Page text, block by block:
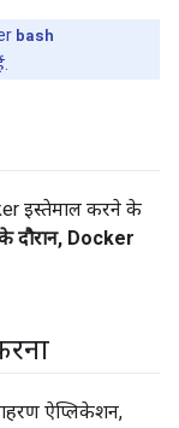
bash
इस्तेमाल करने के
दौरान, Docker
ऐप्लिकेशन,